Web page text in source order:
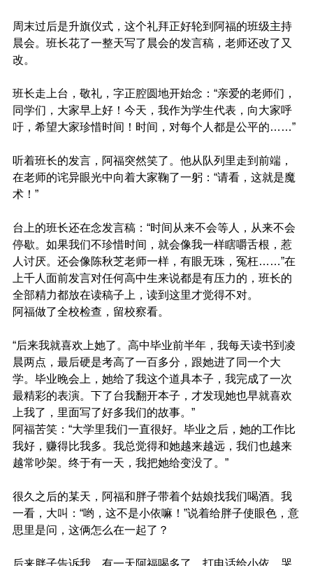
周末过后是升旗仪式，这个礼拜正好轮到阿福的班级主持
晨会。班长花了一整天写了晨会的发言稿，老师还改了又
改。
班长走上台，敬礼，字正腔圆地开始念：“亲爱的老师们，
同学们，大家早上好！今天，我作为学生代表，向大家呼
吁，希望大家珍惜时间！时间，对每个人都是公平的……”
听着班长的发言，阿福突然笑了。他从队列里走到前端，
在老师的诧异眼光中向着大家鞠了一躬：“请看，这就是魔
术！”
台上的班长还在念发言稿：“时间从来不会等人，从来不会
停歇。如果我们不珍惜时间，就会像我一样瞎嚼舌根，惹
人讨厌。还会像陈秋芝老师一样，有眼无珠，冤枉……”在
上千人面前发言对任何高中生来说都是有压力的，班长的
全部精力都放在读稿子上，读到这里才觉得不对。
阿福做了全校检查，留校察看。
“后来我就喜欢上她了。高中毕业前半年，我每天读书到凌
晨两点，最后硬是考高了一百多分，跟她进了同一个大
学。毕业晚会上，她给了我这个道具本子，我完成了一次
最精彩的表演。下了台我翻开本子，才发现她也早就喜欢
上我了，里面写了好多我们的故事。”
阿福苦笑：“大学里我们一直很好。毕业之后，她的工作比
我好，赚得比我多。我总觉得和她越来越远，我们也越来
越常吵架。终于有一天，我把她给变没了。”
很久之后的某天，阿福和胖子带着个姑娘找我们喝酒。我
一看，大叫：“哟，这不是小依嘛！”说着给胖子使眼色，意
思里是问，这俩怎么在一起了？
后来胖子告诉我，有一天阿福喝多了，打电话给小依，哭